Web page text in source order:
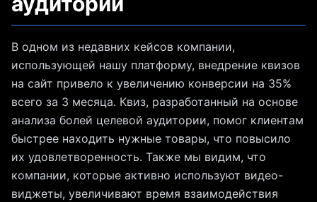
В одном из недавних кейсов компании,
использующей нашу платформу, внедрение квизов
на сайт привело к увеличению конверсии на 35%
всего за 3 месяца. Квиз, разработанный на основе
анализа болей целевой аудитории, помог клиентам
быстрее находить нужные товары, что повысило
их удовлетворенность. Также мы видим, что
компании, которые активно используют видео-
виджеты, увеличивают время взаимодействия